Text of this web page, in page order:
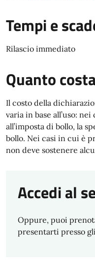
Tempi e
Rilascio immediato
Quanto
Il costo della
varia in base all’uso:
all’imposta di bollo, la
bollo. Nei casi in cui è
non deve sostenere
Accedi al
Oppure, puoi
presentarti presso